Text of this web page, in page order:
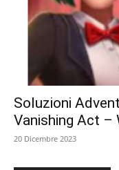
Soluzioni
Vanishing Act –
20 Dicembre 2023